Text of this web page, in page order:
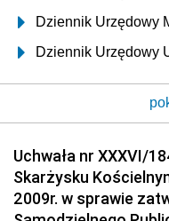
Dziennik Urzędowy
Dziennik Urzędowy
Dziennik Urzędowy
Elektronicznej
Dziennik Urzędowy
Administracji
Uchwała nr XXXVI/
Skarżysku
2009r. w sprawie